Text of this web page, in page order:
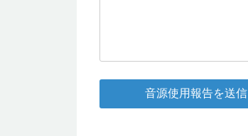
音源使用報告を送信